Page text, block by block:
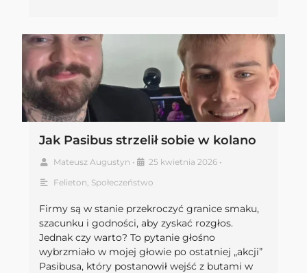
Jak Pasibus strzelił sobie w kolano
Mateusz Augustyn • 25 kwietnia 2026 •
Felieton Społeczeństwo
Firmy są w stanie przekroczyć granice smaku,
szacunku i godności, aby zyskać rozgłos.
Jednak czy warto? To pytanie głośno
wybrzmiało w mojej głowie po ostatniej „akcji”
Pasibusa, który postanowił wejść z butami w